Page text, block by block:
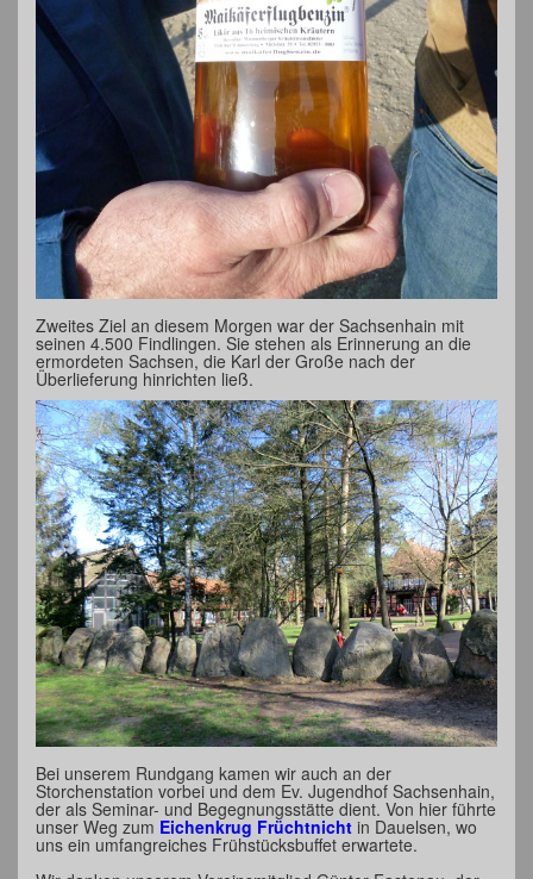
Zweites Ziel an diesem Morgen war der Sachsenhain mit
seinen 4.500 Findlingen. Sie stehen als Erinnerung an die
ermordeten Sachsen, die Karl der Große nach der
Überlieferung hinrichten ließ.
Bei unserem Rundgang kamen wir auch an der
Storchenstation vorbei und dem Ev. Jugendhof Sachsenhain,
der als Seminar- und Begegnungsstätte dient. Von hier führte
unser Weg zum Eichenkrug Früchtnicht in Dauelsen, wo
uns ein umfangreiches Frühstücksbuffet erwartete.